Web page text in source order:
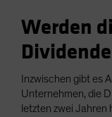
Werden
Inzwischen gibt es
Unternehmen, die
letzten zwei Jahren